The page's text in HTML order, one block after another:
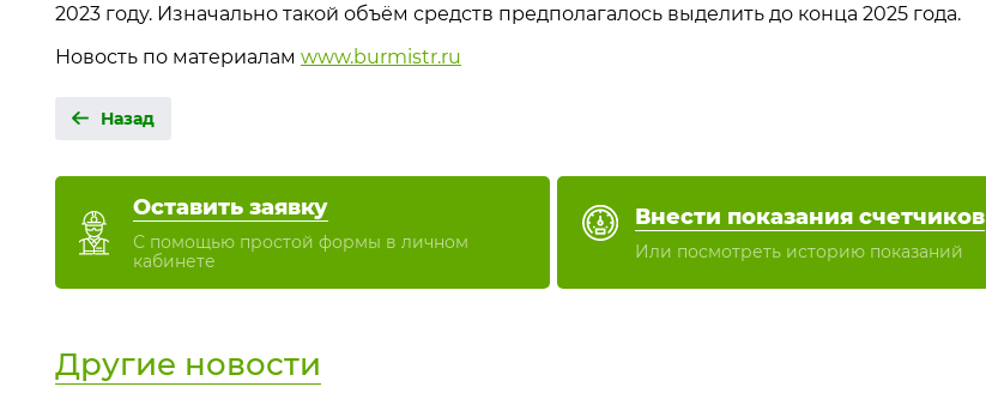
2023 году. Изначально такой объём средств предполагалось выделить до конца 2025 года.
Новость по материалам www.burmistr.ru
Назад
Оставить заявку
С помощью простой формы в личном
кабинете
Внести показания счетчиков
Или посмотреть историю показаний
Другие новости